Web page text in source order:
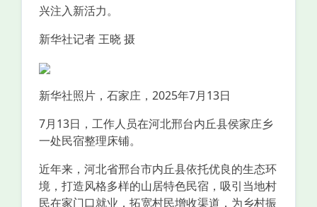
兴注入新活力。
新华社记者 王晓 摄
新华社照片，石家庄，2025年7月13日
7月13日，工作人员在河北邢台内丘县侯家庄乡
一处民宿整理床铺。
近年来，河北省邢台市内丘县依托优良的生态环
境，打造风格多样的山居特色民宿，吸引当地村
民在家门口就业，拓宽村民增收渠道，为乡村振